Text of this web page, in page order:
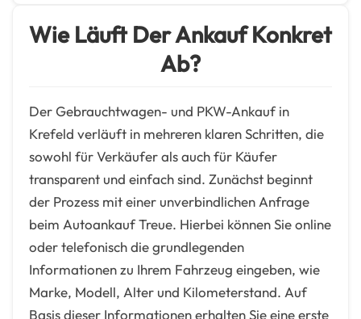
Wie Läuft Der Ankauf Konkret
Ab?
Der Gebrauchtwagen- und PKW-Ankauf in
Krefeld verläuft in mehreren klaren Schritten, die
sowohl für Verkäufer als auch für Käufer
transparent und einfach sind. Zunächst beginnt
der Prozess mit einer unverbindlichen Anfrage
beim Autoankauf Treue. Hierbei können Sie online
oder telefonisch die grundlegenden
Informationen zu Ihrem Fahrzeug eingeben, wie
Marke, Modell, Alter und Kilometerstand. Auf
Basis dieser Informationen erhalten Sie eine erste